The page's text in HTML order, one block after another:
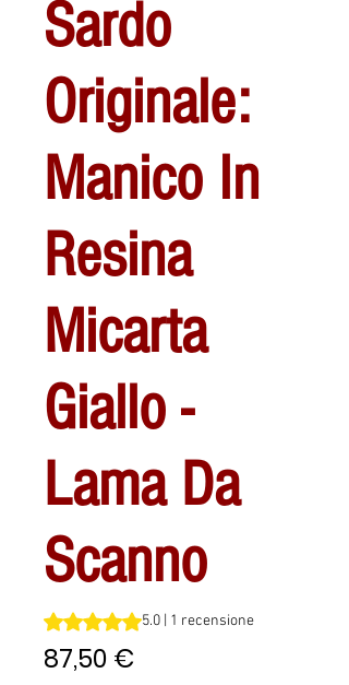
Sardo
Originale:
Manico In
Resina
Micarta
Giallo -
Lama Da
Scanno
Sulla base di 1 recensione, la
5.0 | 1 recensione
87,50 €